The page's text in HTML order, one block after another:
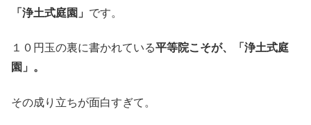
「浄土式庭園」 です。
１０円玉の裏に書かれている平等院こそが、「浄土式庭
園」。
その成り立ちが面白すぎて。